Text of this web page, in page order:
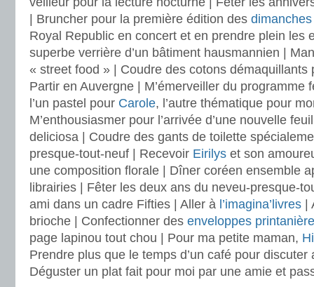
| Bruncher pour la première édition des dimanches
Royal Republic en concert et en prendre plein les
superbe verrière d’un bâtiment hausmannien |
« street food » | Coudre des cotons
Partir en Auvergne | M’émerveiller du programme
l’un pastel pour Carole, l’autre thématique pour
M’enthousiasmer pour l’arrivée d’une nouvelle
deliciosa | Coudre des gants de toilette
presque-tout-neuf | Recevoir Eirilys et son
une composition florale | Dîner coréen ensemble
librairies | Fêter les deux ans du neveu-presque-
ami dans un cadre Fifties | Aller à l’imagina’livres |
brioche | Confectionner des enveloppes
page lapinou tout chou | Pour ma petite maman,
Prendre plus que le temps d’un café pour discuter
Déguster un plat fait pour moi par une amie et